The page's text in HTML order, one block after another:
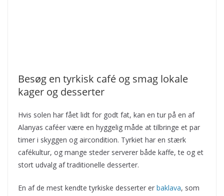
Besøg en tyrkisk café og smag lokale
kager og desserter
Hvis solen har fået lidt for godt fat, kan en tur på en af
Alanyas caféer være en hyggelig måde at tilbringe et par
timer i skyggen og aircondition. Tyrkiet har en stærk
cafékultur, og mange steder serverer både kaffe, te og et
stort udvalg af traditionelle desserter.
En af de mest kendte tyrkiske desserter er baklava, som